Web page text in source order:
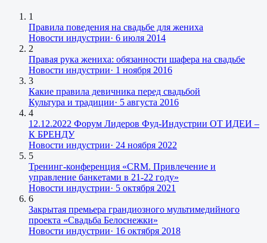
1
Правила поведения на свадьбе для жениха
Новости индустрии· 6 июля 2014
2
Правая рука жениха: обязанности шафера на свадьбе
Новости индустрии· 1 ноября 2016
3
Какие правила девичника перед свадьбой
Культура и традиции· 5 августа 2016
4
12.12.2022 Форум Лидеров Фуд-Индустрии ОТ ИДЕИ –
К БРЕНДУ
Новости индустрии· 24 ноября 2022
5
Тренинг-конференция «CRM. Привлечение и
управление банкетами в 21-22 году»
Новости индустрии· 5 октября 2021
6
Закрытая премьера грандиозного мультимедийного
проекта «Свадьба Белоснежки»
Новости индустрии· 16 октября 2018